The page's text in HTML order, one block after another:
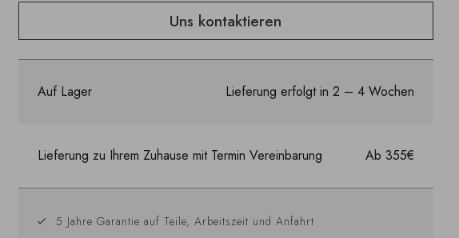
Uns kontaktieren
Auf Lager Lieferung erfolgt in 2 – 4 Wochen
Lieferung zu Ihrem Zuhause mit Termin Vereinbarung Ab 355€
5 Jahre Garantie auf Teile, Arbeitszeit und Anfahrt